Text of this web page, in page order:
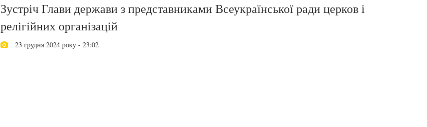
Зустріч Глави держави з представниками Всеукраїнської ради церков і
релігійних організацій
23 грудня 2024 року - 23:02